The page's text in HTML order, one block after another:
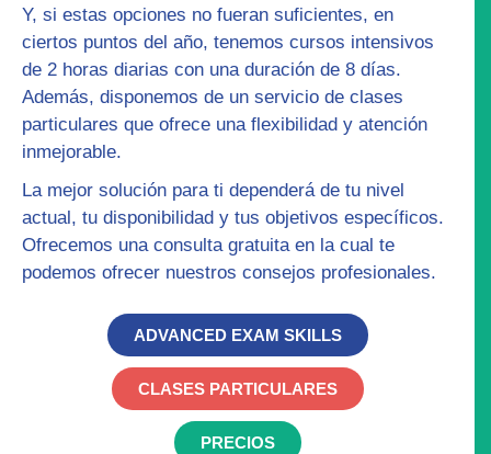
Y, si estas opciones no fueran suficientes, en
ciertos puntos del año, tenemos cursos intensivos
de 2 horas diarias con una duración de 8 días.
Además, disponemos de un servicio de clases
particulares que ofrece una flexibilidad y atención
inmejorable.
La mejor solución para ti dependerá de tu nivel
actual, tu disponibilidad y tus objetivos específicos.
Ofrecemos una consulta gratuitaen la cual te
podemos ofrecer nuestros consejos profesionales.
ADVANCED EXAM SKILLS
CLASES PARTICULARES
PRECIOS